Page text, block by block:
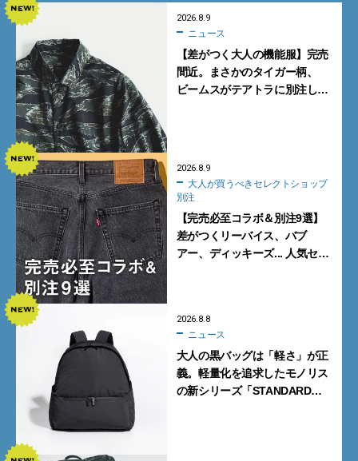
2026.8.9
ニュース
【差がつく大人の機能服】完売
間近。まさかのタイガー柄、
ビームスがテアトラに別注した
2026.8.9
別注
【完売必至コラボ＆別注9選】
差がつくリーバイス、バブ
アー、ディッキーズ... 人気セレ
2026.8.8
ニュース
大人の黒バッグは「軽さ」が正
義。軽量化を追求したモノリス
の新シリーズ「STANDARD